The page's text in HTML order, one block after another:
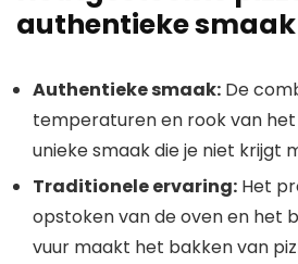
authentieke
Authentieke smaak: De
temperaturen en rook van
unieke smaak die je niet krijgt
Traditionele ervaring: Het
opstoken van de oven en het
vuur maakt het bakken van